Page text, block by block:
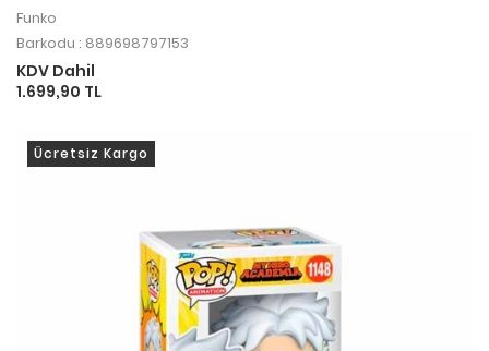
Funko
Barkodu : 889698797153
KDV Dahil
1.699,90 TL
Ücretsiz Kargo